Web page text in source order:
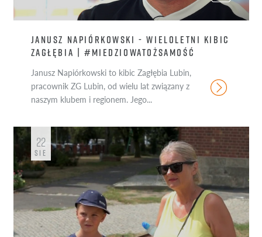
JANUSZ NAPIÓRKOWSKI - WIELOLETNI KIBIC
ZAGŁĘBIA | #MIEDZIOWATOŻSAMOŚĆ
Janusz Napiórkowski to kibic Zagłębia Lubin,
pracownik ZG Lubin, od wielu lat związany z
naszym klubem i regionem. Jego...
22
SIE